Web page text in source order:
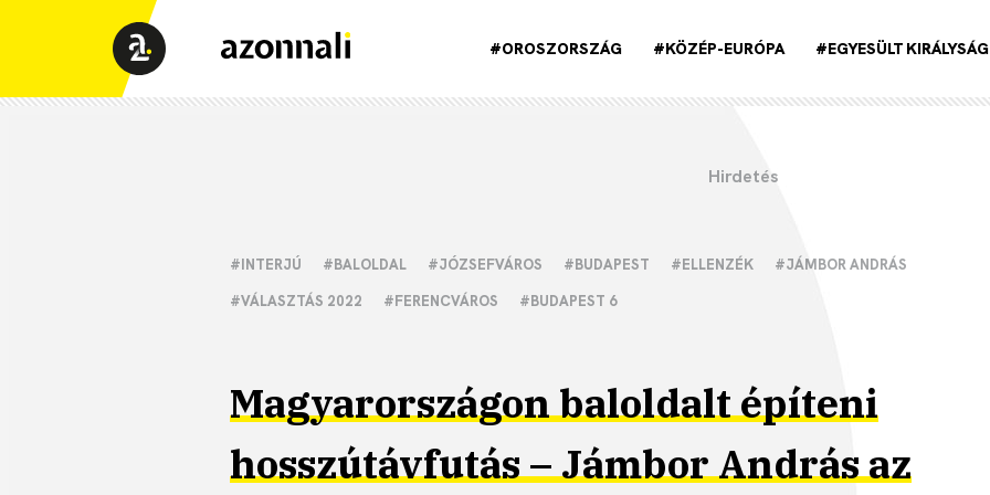
#OROSZORSZÁG #KÖZÉP-EURÓPA #EGYESÜLT KIRÁLYSÁG
#INTERJÚ #BALOLDAL #JÓZSEFVÁROS #BUDAPEST #ELLENZÉK
#JÁMBOR ANDRÁS
#VÁLASZTÁS 2022
#FERENCVÁROS #BUDAPEST 6
Magyarországon baloldalt építeni
hosszútávfutás – Jámbor András az